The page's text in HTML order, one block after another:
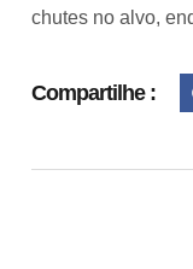
chutes no alvo,
Compartilhe :